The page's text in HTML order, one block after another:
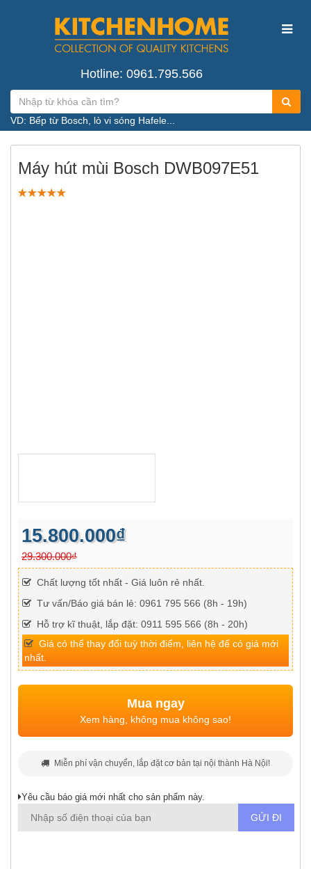
Hotline: 0961.795.566
VD: Bếp từ Bosch, lò vi sóng Hafele...
Máy hút mùi Bosch DWB097E51
15.800.000₫
29.300.000₫
Chất lượng tốt nhất - Giá luôn rẻ nhất.
Tư vấn/Báo giá bán lẻ: 0961 795 566 (8h - 19h)
Hỗ trợ kĩ thuật, lắp đặt: 0911 595 566 (8h - 20h)
Giá có thể thay đổi tuỳ thời điểm, liên hệ để có giá mới
nhất.
Mua ngay
Xem hàng, không mua không sao!
Miễn phí vận chuyển, lắp đặt cơ bản tại nội thành Hà Nội!
Yêu cầu báo giá mới nhất cho sản phẩm này.